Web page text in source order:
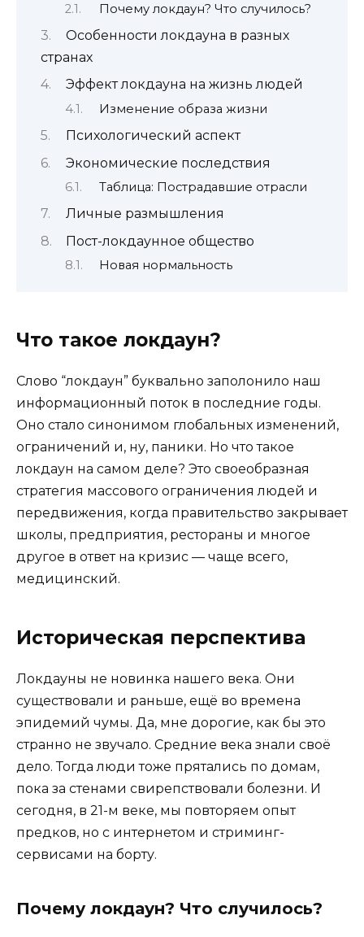
Почему локдаун? Что случилось?
Особенности локдауна в разных
странах
Эффект локдауна на жизнь людей
Изменение образа жизни
Психологический аспект
Экономические последствия
Таблица: Пострадавшие отрасли
Личные размышления
Пост-локдаунное общество
Новая нормальность
Что такое локдаун?
Слово “локдаун” буквально заполонило наш
информационный поток в последние годы.
Оно стало синонимом глобальных изменений,
ограничений и, ну, паники. Но что такое
локдаун на самом деле? Это своеобразная
стратегия массового ограничения людей и
передвижения, когда правительство закрывает
школы, предприятия, рестораны и многое
другое в ответ на кризис — чаще всего,
медицинский.
Историческая перспектива
Локдауны не новинка нашего века. Они
существовали и раньше, ещё во времена
эпидемий чумы. Да, мне дорогие, как бы это
странно не звучало. Средние века знали своё
дело. Тогда люди тоже прятались по домам,
пока за стенами свирепствовали болезни. И
сегодня, в 21-м веке, мы повторяем опыт
предков, но с интернетом и стриминг-
сервисами на борту.
Почему локдаун? Что случилось?